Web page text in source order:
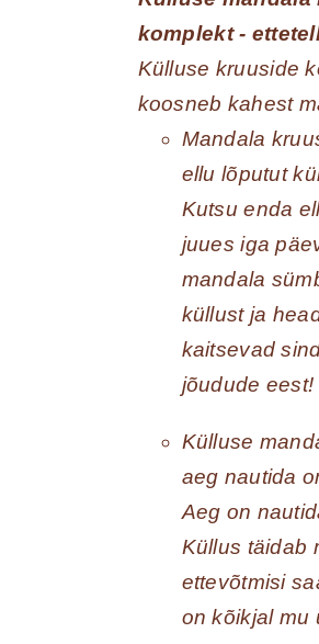
komplekt -
Külluse kruuside
koosneb kahest
Mandala
ellu lõputut
Kutsu enda
juues iga
mandala
küllust ja
kaitsevad
jõudude eest!
Külluse
aeg nautida
Aeg on
Küllus täidab
ettevõtmisi
on kõikjal mu